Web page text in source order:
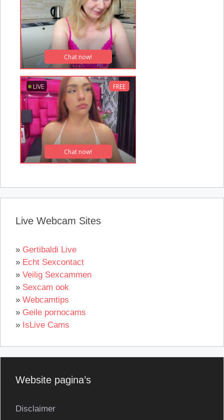
Live Webcam Sites
» Gertibaldi Live
» Echt Sexcontact
» Veilig Sexcammen
» Sexcam ook
» Webcamtips
» Geile pornocams
» IsLive Cams
Website pagina’s
Disclaimer